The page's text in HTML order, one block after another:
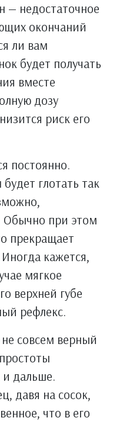
— недостаточное
окончаний
ли вам
будет получать
вместе
дозу
риск его
постоянно.
глотать так
Обычно при этом
прекращает
кажется,
мягкое
верхней губе
рефлекс.
совсем верный
и дальше.
давя на сосок,
что в его